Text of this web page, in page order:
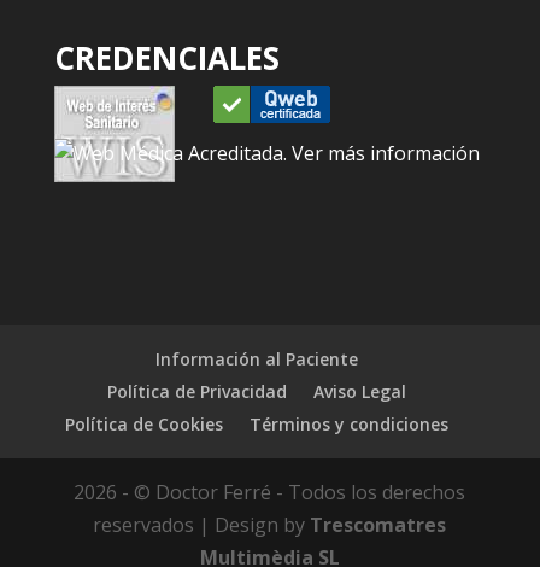
CREDENCIALES
Información al Paciente
Política de Privacidad
Aviso Legal
Política de Cookies
Términos y condiciones
2026 - © Doctor Ferré - Todos los derechos
reservados | Design by Trescomatres
Multimèdia SL